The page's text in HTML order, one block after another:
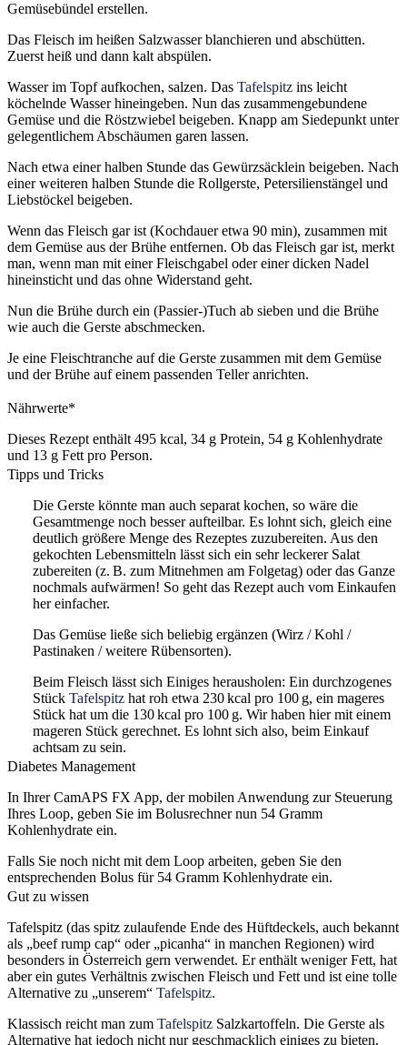
Gemüsebündel erstellen.
Das Fleisch im heißen Salzwasser blanchieren und abschütten.
Zuerst heiß und dann kalt abspülen.
Wasser im Topf aufkochen, salzen. Das Tafelspitz ins leicht
köchelnde Wasser hineingeben. Nun das zusammengebundene
Gemüse und die Röstzwiebel beigeben. Knapp am Siedepunkt unter
gelegentlichem Abschäumen garen lassen.
Nach etwa einer halben Stunde das Gewürzsäcklein beigeben. Nach
einer weiteren halben Stunde die Rollgerste, Petersilienstängel und
Liebstöckel beigeben.
Wenn das Fleisch gar ist (Kochdauer etwa 90 min), zusammen mit
dem Gemüse aus der Brühe entfernen. Ob das Fleisch gar ist, merkt
man, wenn man mit einer Fleischgabel oder einer dicken Nadel
hineinsticht und das ohne Widerstand geht.
Nun die Brühe durch ein (Passier-)Tuch ab sieben und die Brühe
wie auch die Gerste abschmecken.
Je eine Fleischtranche auf die Gerste zusammen mit dem Gemüse
und der Brühe auf einem passenden Teller anrichten.
Nährwerte*
Dieses Rezept enthält 495 kcal, 34 g Protein, 54 g Kohlenhydrate
und 13 g Fett pro Person.
Tipps und Tricks
Die Gerste könnte man auch separat kochen, so wäre die
Gesamtmenge noch besser aufteilbar. Es lohnt sich, gleich eine
deutlich größere Menge des Rezeptes zuzubereiten. Aus den
gekochten Lebensmitteln lässt sich ein sehr leckerer Salat
zubereiten (z. B. zum Mitnehmen am Folgetag) oder das Ganze
nochmals aufwärmen! So geht das Rezept auch vom Einkaufen
her einfacher.
Das Gemüse ließe sich beliebig ergänzen (Wirz / Kohl /
Pastinaken / weitere Rübensorten).
Beim Fleisch lässt sich Einiges herausholen: Ein durchzogenes
Stück Tafelspitz hat roh etwa 230 kcal pro 100 g, ein mageres
Stück hat um die 130 kcal pro 100 g. Wir haben hier mit einem
mageren Stück gerechnet. Es lohnt sich also, beim Einkauf
achtsam zu sein.
Diabetes Management
In Ihrer CamAPS FX App, der mobilen Anwendung zur Steuerung
Ihres Loop, geben Sie im Bolusrechner nun 54 Gramm
Kohlenhydrate ein.
Falls Sie noch nicht mit dem Loop arbeiten, geben Sie den
entsprechenden Bolus für 54 Gramm Kohlenhydrate ein.
Gut zu wissen
Tafelspitz (das spitz zulaufende Ende des Hüftdeckels, auch bekannt
als „beef rump cap“ oder „picanha“ in manchen Regionen) wird
besonders in Österreich gern verwendet. Er enthält weniger Fett, hat
aber ein gutes Verhältnis zwischen Fleisch und Fett und ist eine tolle
Alternative zu „unserem“ Tafelspitz.
Klassisch reicht man zum Tafelspitz Salzkartoffeln. Die Gerste als
Alternative hat jedoch nicht nur geschmacklich einiges zu bieten,